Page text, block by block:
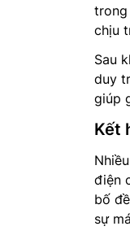
trong
chịu
Sau
duy
giúp
Kết
điện
bố
sự